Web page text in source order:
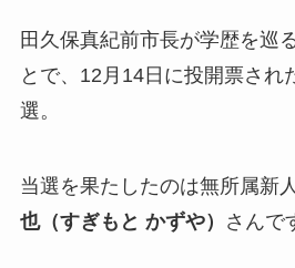
田久保真紀前市長が学歴を巡
とで、12月14日に投開票され
選。
当選を果たしたのは無所属新
也（すぎもと かずや）
さんで